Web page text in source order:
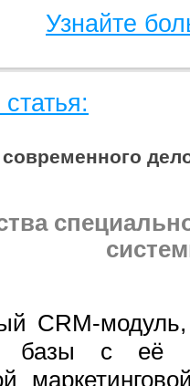
Узнайте
CRM-
базы с её